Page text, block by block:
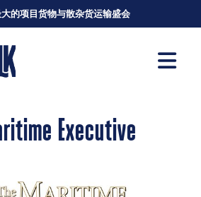
的项目货物与散杂货运输盛会
Executive